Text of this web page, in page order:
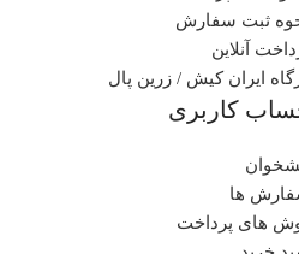
ثبت سفارش
آنلاین
ایران کیش / زرین پال
کاربری
ها
های پرداخت